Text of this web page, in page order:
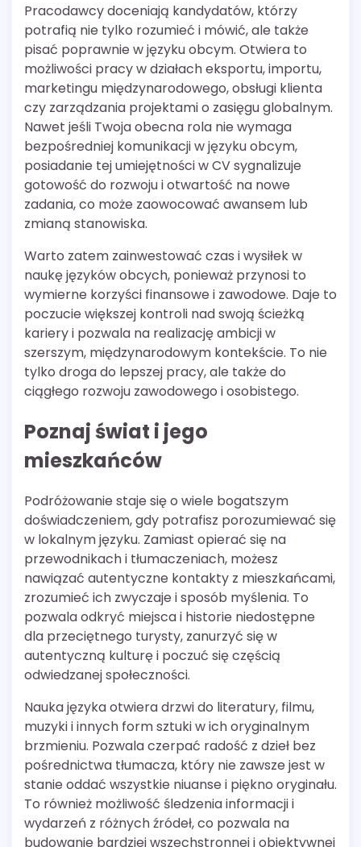
Pracodawcy doceniają kandydatów, którzy
potrafią nie tylko rozumieć i mówić, ale także
pisać poprawnie w języku obcym. Otwiera to
możliwości pracy w działach eksportu, importu,
marketingu międzynarodowego, obsługi klienta
czy zarządzania projektami o zasięgu globalnym.
Nawet jeśli Twoja obecna rola nie wymaga
bezpośredniej komunikacji w języku obcym,
posiadanie tej umiejętności w CV sygnalizuje
gotowość do rozwoju i otwartość na nowe
zadania, co może zaowocować awansem lub
zmianą stanowiska.
Warto zatem zainwestować czas i wysiłek w
naukę języków obcych, ponieważ przynosi to
wymierne korzyści finansowe i zawodowe. Daje to
poczucie większej kontroli nad swoją ścieżką
kariery i pozwala na realizację ambicji w
szerszym, międzynarodowym kontekście. To nie
tylko droga do lepszej pracy, ale także do
ciągłego rozwoju zawodowego i osobistego.
Poznaj świat i jego
mieszkańców
Podróżowanie staje się o wiele bogatszym
doświadczeniem, gdy potrafisz porozumiewać się
w lokalnym języku. Zamiast opierać się na
przewodnikach i tłumaczeniach, możesz
nawiązać autentyczne kontakty z mieszkańcami,
zrozumieć ich zwyczaje i sposób myślenia. To
pozwala odkryć miejsca i historie niedostępne
dla przeciętnego turysty, zanurzyć się w
autentyczną kulturę i poczuć się częścią
odwiedzanej społeczności.
Nauka języka otwiera drzwi do literatury, filmu,
muzyki i innych form sztuki w ich oryginalnym
brzmieniu. Pozwala czerpać radość z dzieł bez
pośrednictwa tłumacza, który nie zawsze jest w
stanie oddać wszystkie niuanse i piękno oryginału.
To również możliwość śledzenia informacji i
wydarzeń z różnych źródeł, co pozwala na
budowanie bardziej wszechstronnej i obiektywnej